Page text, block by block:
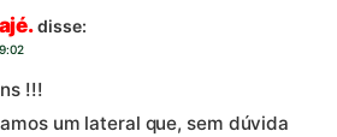
disse:
!!!
um lateral que, sem dúvida